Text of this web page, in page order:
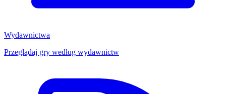
Wydawnictwa
Przeglądaj gry według wydawnictw